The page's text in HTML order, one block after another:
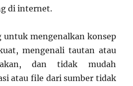
di internet.
untuk mengenalkan konsep
mengenali tautan atau
dan tidak mudah
atau file dari sumber tidak